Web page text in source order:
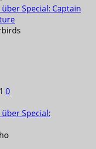
Special: Captain
0
Special: